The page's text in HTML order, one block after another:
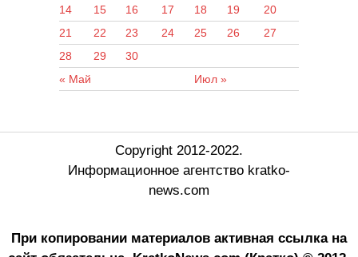
« Май Июл »
14
15 16 17 18 19
20
21
22 23 24 25 26
27
28
29 30
Copyright 2012-2022.
Информационное агентство kratko-
news.com
При копировании материалов активная ссылка на